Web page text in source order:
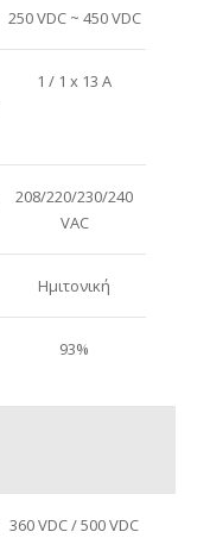
250 VDC ~ 450 VDC
1 / 1 x 13 A
208/220/230/240
VAC
Ημιτονική
93%
360 VDC / 500 VDC